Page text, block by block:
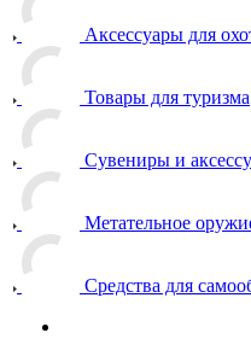
Аксессуары для
Товары для туризма
Сувениры и
Метательное
Средства для